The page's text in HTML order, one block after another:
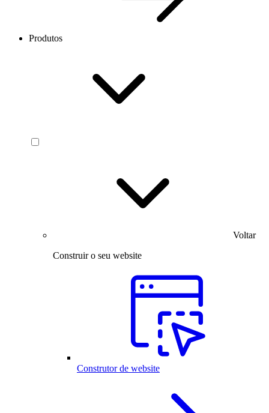
Produtos
Voltar
Construir o seu website
Construtor de website